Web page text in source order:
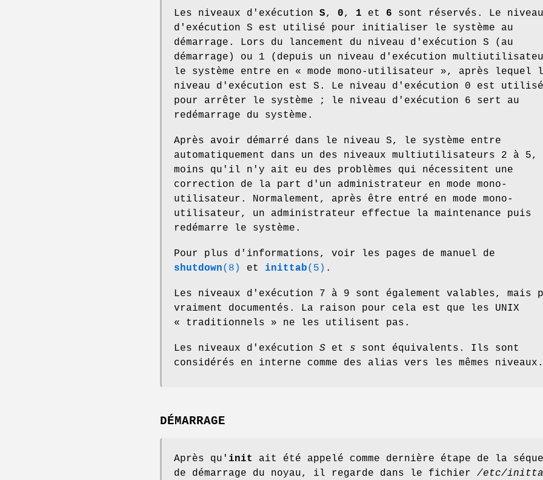
Les niveaux d'exécution S, 0, 1 et 6 sont réservés. Le niveau
d'exécution S est utilisé pour initialiser le système au
démarrage. Lors du lancement du niveau d'exécution S (au
démarrage) ou 1 (depuis un niveau d'exécution
le système entre en « mode mono-utilisateur », après lequel
niveau d'exécution est S. Le niveau d'exécution 0 est utilisé
pour arrêter le système ; le niveau d'exécution 6 sert au
redémarrage du système.
Après avoir démarré dans le niveau S, le système entre
automatiquement dans un des niveaux multiutilisateurs 2 à 5,
moins qu'il n'y ait eu des problèmes qui nécessitent une
correction de la part d'un administrateur en mode mono-
utilisateur. Normalement, après être entré en mode mono-
utilisateur, un administrateur effectue la maintenance puis
redémarre le système.
Pour plus d'informations, voir les pages de manuel de
shutdown(8) et inittab(5) .
Les niveaux d'exécution 7 à 9 sont également valables, mais
vraiment documentés. La raison pour cela est que les UNIX
« traditionnels » ne les utilisent pas.
Les niveaux d'exécution S et s sont équivalents. Ils sont
considérés en interne comme des alias vers les mêmes niveaux.
DÉMARRAGE
Après qu' init
ait été appelé comme dernière étape de la
de démarrage du noyau, il regarde dans le fichier /etc/